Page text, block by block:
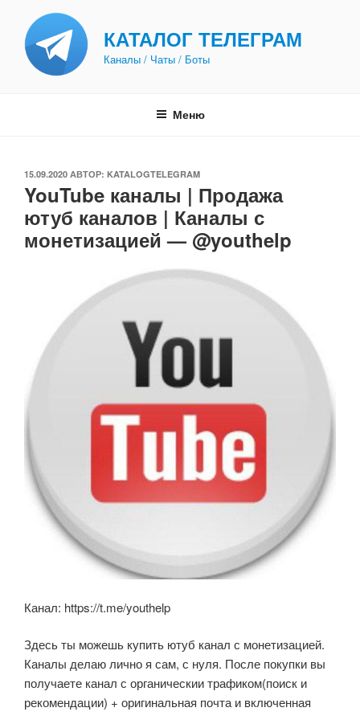
содержимому
КАТАЛОГ ТЕЛЕГРАМ
Каналы / Чаты / Боты
Меню
ОПУБЛИКОВАНО
15.09.2020 АВТОР: KATALOGTELEGRAM
YouTube каналы | Продажа
ютуб каналов | Каналы с
монетизацией — @youthelp
Канал: https://t.me/youthelp
Здесь ты можешь купить ютуб канал с монетизацией.
Каналы делаю лично я сам, с нуля. После покупки вы
получаете канал с органическии трафиком(поиск и
рекомендации) + оригинальная почта и включенная